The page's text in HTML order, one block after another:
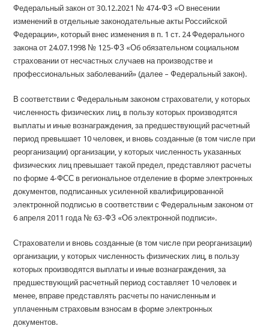
Федеральный закон от 30.12.2021 № 474-ФЗ «О внесении
изменений в отдельные законодательные акты Российской
Федерации», который внес изменения в п. 1 ст. 24 Федерального
закона от 24.07.1998 № 125-ФЗ «Об обязательном социальном
страховании от несчастных случаев на производстве и
профессиональных заболеваний» (далее – Федеральный закон).
В соответствии с Федеральным законом страхователи, у которых
численность физических лиц, в пользу которых производятся
выплаты и иные вознаграждения, за предшествующий расчетный
период превышает 10 человек, и вновь созданные (в том числе при
реорганизации) организации, у которых численность указанных
физических лиц превышает такой предел, представляют расчеты
по форме 4-ФСС в региональное отделение в форме электронных
документов, подписанных усиленной квалифицированной
электронной подписью в соответствии с Федеральным законом от
6 апреля 2011 года № 63-ФЗ «Об электронной подписи».
Страхователи и вновь созданные (в том числе при реорганизации)
организации, у которых численность физических лиц, в пользу
которых производятся выплаты и иные вознаграждения, за
предшествующий расчетный период составляет 10 человек и
менее, вправе представлять расчеты по начисленным и
уплаченным страховым взносам в форме электронных
документов.